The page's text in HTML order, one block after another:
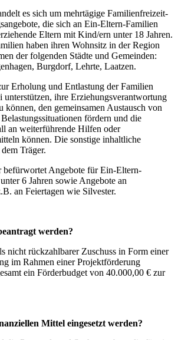
es sich um mehrtägige Familienfreizeit-
die sich an Ein-Eltern-Familien
Eltern mit Kind/ern unter 18 Jahren.
haben ihren Wohnsitz in der Region
der folgenden Städte und Gemeinden:
Burgdorf, Lehrte, Laatzen.
Erholung und Entlastung der Familien
unterstützen, ihre Erziehungsverantwortung
können, den gemeinsamen Austausch von
fördern und die
an weiterführende Hilfen oder
können. Die sonstige inhaltliche
Träger.
Angebote für Ein-Eltern-
6 Jahren sowie Angebote an
an Feiertagen wie Silvester.
werden?
nicht rückzahlbarer Zuschuss in Form einer
im Rahmen einer Projektförderung
ein Förderbudget von 40.000,00 € zur
Mittel eingesetzt werden?